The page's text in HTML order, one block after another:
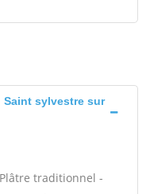
Saint sylvestre sur
traditionnel -